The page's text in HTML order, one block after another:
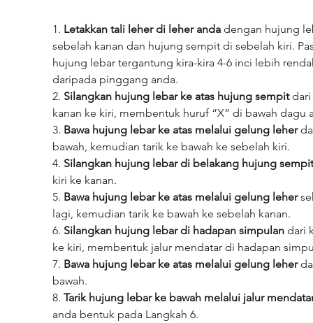
1. Letakkan tali leher di leher anda dengan hujung
sebelah kanan dan hujung sempit di sebelah kiri.
hujung lebar tergantung kira-kira 4-6 inci lebih
daripada pinggang anda.
2. Silangkan hujung lebar ke atas hujung sempit dari
kanan ke kiri, membentuk huruf “X” di bawah dagu
3. Bawa hujung lebar ke atas melalui gelung leher
bawah, kemudian tarik ke bawah ke sebelah kiri.
4. Silangkan hujung lebar di belakang hujung sempit
kiri ke kanan.
5. Bawa hujung lebar ke atas melalui gelung leher
lagi, kemudian tarik ke bawah ke sebelah kanan.
6. Silangkan hujung lebar di hadapan simpulan dari
ke kiri, membentuk jalur mendatar di hadapan
7. Bawa hujung lebar ke atas melalui gelung leher
bawah.
8. Tarik hujung lebar ke bawah melalui jalur
anda bentuk pada Langkah 6.